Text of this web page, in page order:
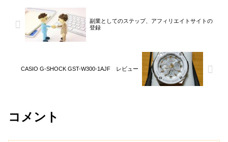
副業としてのステップ、アフィリエイトサイトの
登録
CASIO G-SHOCK GST-W300-1AJF レビュー
コメント